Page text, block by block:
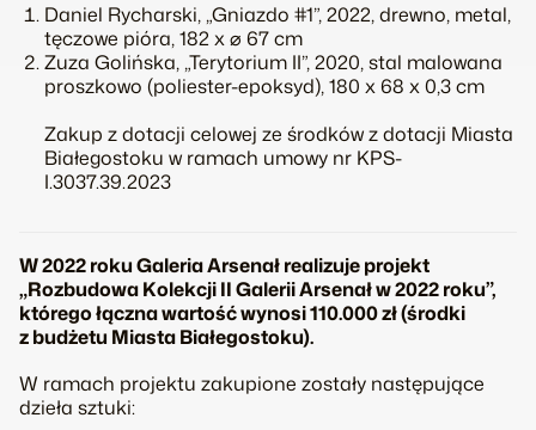
Daniel Rycharski, „Gniazdo #1”, 2022, drewno, metal,
tęczowe pióra, 182 x ⌀ 67 cm
Zuza Golińska, „Terytorium II”, 2020, stal malowana
proszkowo (poliester-epoksyd), 180 x 68 x 0,3 cm
Zakup z dotacji celowej ze środków z dotacji Miasta
Białegostoku w ramach umowy nr KPS-
I.3037.39.2023
W 2022 roku Galeria Arsenał realizuje projekt
„Rozbudowa Kolekcji II Galerii Arsenał w 2022 roku”,
którego łączna wartość wynosi 110.000 zł (środki
z budżetu Miasta Białegostoku).
W ramach projektu zakupione zostały następujące
dzieła sztuki: